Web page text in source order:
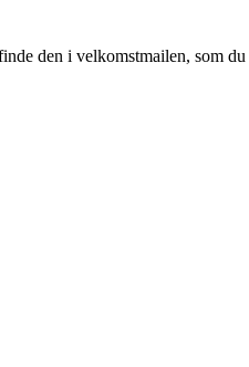
den i velkomstmailen, som